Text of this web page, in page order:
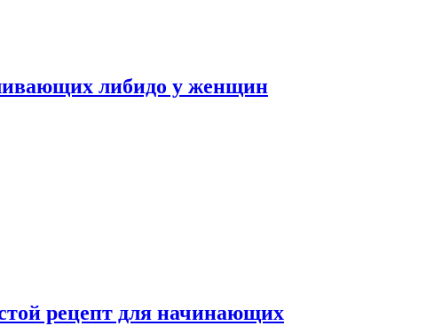
либидо у женщин
рецепт для начинающих